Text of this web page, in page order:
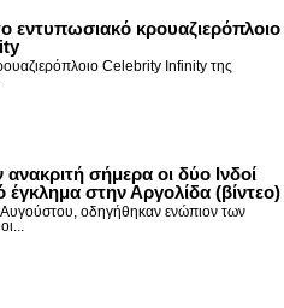
εντυπωσιακό κρουαζιερόπλοιο
Celebrity Infinity της
ανακριτή σήμερα οι δύο Ινδοί
έγκλημα στην Αργολίδα (βίντεο)
οδηγήθηκαν ενώπιον των